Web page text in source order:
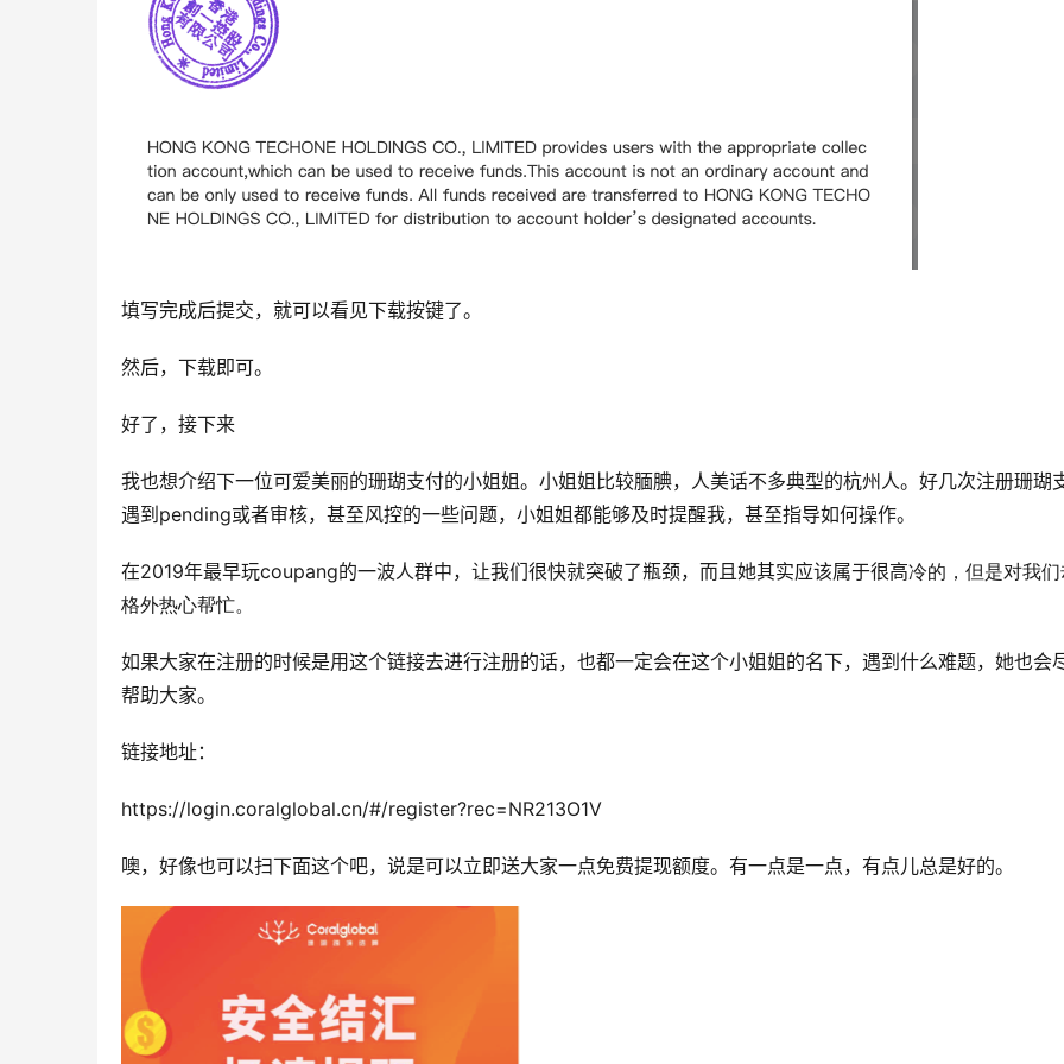
填写完成后提交，就可以看见下载按键了。
然后，下载即可。
好了，接下来
我也想介绍下一位可爱美丽的珊瑚支付的小姐姐。小姐姐比较腼腆，人美话不多典型的杭州人。好几次注册珊瑚
遇到pending或者审核，甚至风控的一些问题，小姐姐都能够及时提醒我，甚至指导如何操作。
在2019年最早玩coupang的一波人群中，让我们很快就突破了瓶颈，而且她其实应该属于很高冷的，但是对我
格外热心帮忙。
如果大家在注册的时候是用这个链接去进行注册的话，也都一定会在这个小姐姐的名下，遇到什么难题，她也会
帮助大家。
链接地址：
https://login.coralglobal.cn/#/register?rec=NR213O1V
噢，好像也可以扫下面这个吧，说是可以立即送大家一点免费提现额度。有一点是一点，有点儿总是好的。